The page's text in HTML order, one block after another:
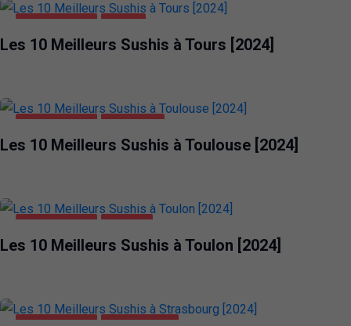
Les 10 Meilleurs Sushis à Tours [2024]
Les 10 Meilleurs Sushis à Toulouse [2024]
Les 10 Meilleurs Sushis à Toulon [2024]